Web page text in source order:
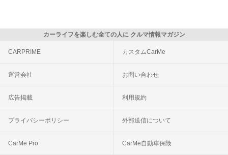
カーライフを楽しむ全ての人に クルマ情報マガジン
CARPRIME カスタムCarMe
運営会社 お問い合わせ
広告掲載 利用規約
プライバシーポリシー 外部送信について
CarMe Pro CarMe自動車保険